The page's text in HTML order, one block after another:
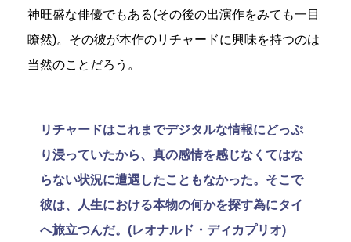
神旺盛な俳優でもある(その後の出演作をみても一目
瞭然)。その彼が本作のリチャードに興味を持つのは
当然のことだろう。
リチャードはこれまでデジタルな情報にどっぷ
り浸っていたから、真の感情を感じなくてはな
らない状況に遭遇したこともなかった。そこで
彼は、人生における本物の何かを探す為にタイ
へ旅立つんだ。(レオナルド・ディカプリオ)